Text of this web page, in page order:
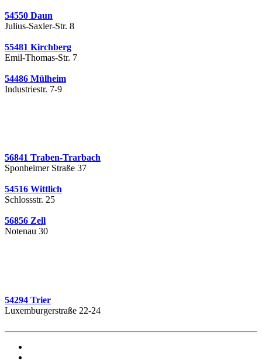
54550 Daun
Julius-Saxler-Str. 8
55481 Kirchberg
Emil-Thomas-Str. 7
54486 Mülheim
Industriestr. 7-9
56841 Traben-Trarbach
Sponheimer Straße 37
54516 Wittlich
Schlossstr. 25
56856 Zell
Notenau 30
54294 Trier
Luxemburgerstraße 22-24